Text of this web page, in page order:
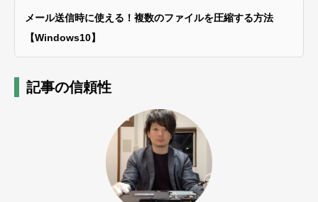
メール送信時に使える！複数のファイルを圧縮する方法
【Windows10】
記事の信頼性